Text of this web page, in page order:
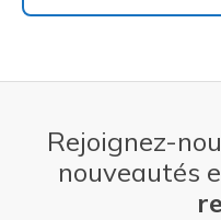
Rejoignez-
nouveautés